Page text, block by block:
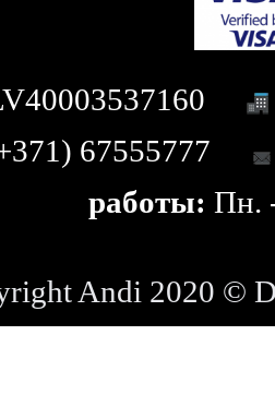
67555777
работы: Пн.
Andi 2020 ©